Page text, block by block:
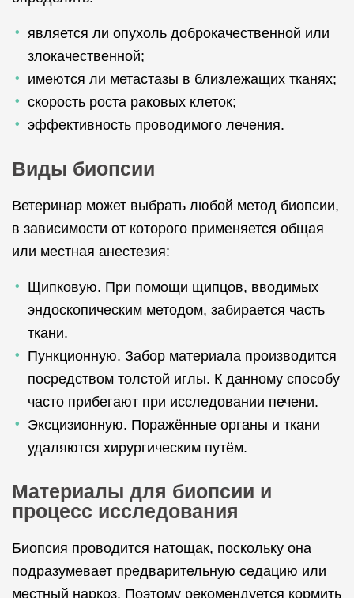
является ли опухоль доброкачественной или
злокачественной;
имеются ли метастазы в близлежащих тканях;
скорость роста раковых клеток;
эффективность проводимого лечения.
Виды биопсии
Ветеринар может выбрать любой метод биопсии,
в зависимости от которого применяется общая
или местная анестезия:
Щипковую. При помощи щипцов, вводимых
эндоскопическим методом, забирается часть
ткани.
Пункционную. Забор материала производится
посредством толстой иглы. К данному способу
часто прибегают при исследовании печени.
Эксцизионную. Поражённые органы и ткани
удаляются хирургическим путём.
Материалы для биопсии и
процесс исследования
Биопсия проводится натощак, поскольку она
подразумевает предварительную седацию или
местный наркоз. Поэтому рекомендуется кормить